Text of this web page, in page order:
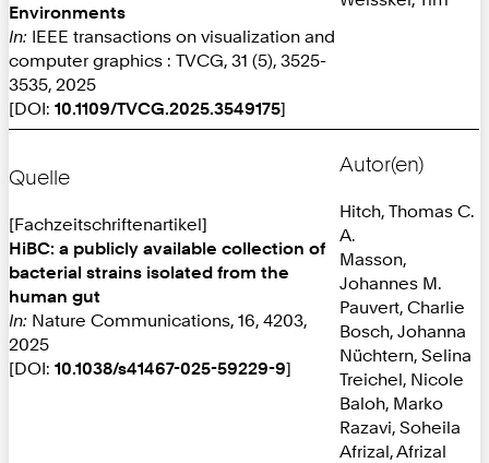
Environments
In: IEEE transactions on visualization and
computer graphics : TVCG, 31 (5), 3525-
3535, 2025
[DOI: 10.1109/TVCG.2025.3549175]
Quelle
[Fachzeitschriftenartikel]
HiBC: a publicly available collection of
bacterial strains isolated from the
human gut
In: Nature Communications, 16, 4203,
2025
[DOI: 10.1038/s41467-025-59229-9]
Autor(en)
Hitch, Thomas C.
A.
Masson,
Johannes M.
Pauvert, Charlie
Bosch, Johanna
Nüchtern, Selina
Treichel, Nicole
Baloh, Marko
Razavi, Soheila
Afrizal, Afrizal